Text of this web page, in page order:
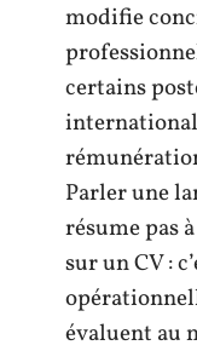
modifie
certains
Parler une
résume pas
sur un CV :
évaluent au